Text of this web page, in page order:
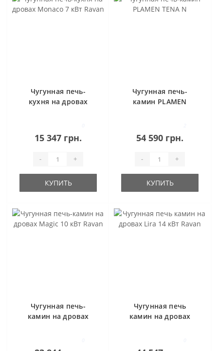
Чугунная печь-
кухня на дровах
15 347 грн.
- +
КУПИТЬ
Чугунная печь-
камин PLAMEN
54 590 грн.
- +
КУПИТЬ
Чугунная печь-
камин на дровах
Чугунная печь
камин на дровах